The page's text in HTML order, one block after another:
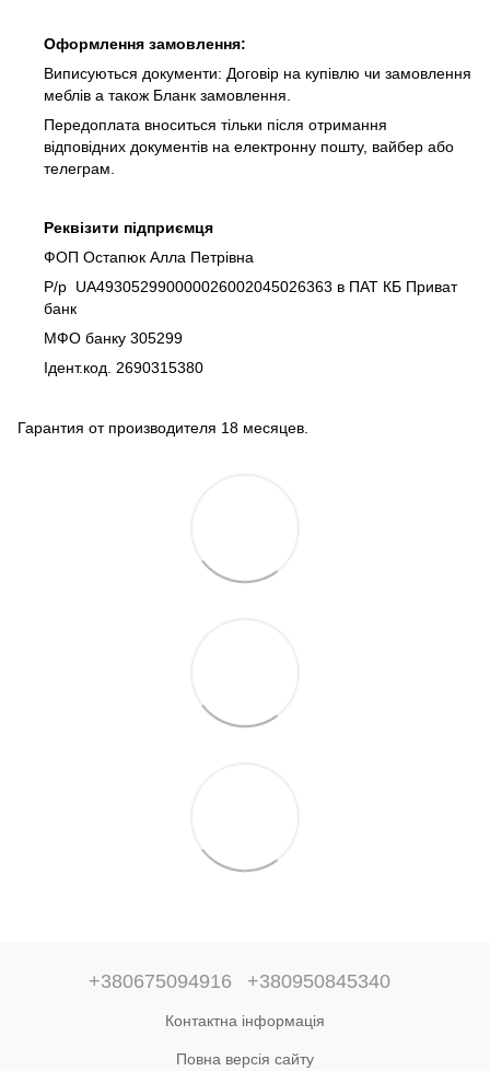
Оформлення замовлення:
Виписуються документи: Договір на купівлю чи замовлення
меблів а також Бланк замовлення.
Передоплата вноситься тільки після отримання
відповідних документів на електронну пошту, вайбер або
телеграм.
Реквізити підприємця
ФОП Остапюк Алла Петрівна
Р/р UA493052990000026002045026363 в ПАТ КБ Приват
банк
МФО банку 305299
Ідент.код. 2690315380
Гарантия от производителя 18 месяцев.
+380675094916 +380950845340
Контактна інформація
Повна версія сайту